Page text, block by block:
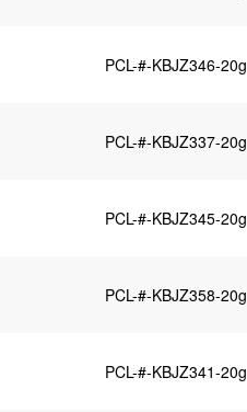
PCL-#-KBJZ346-20g
PCL-#-KBJZ337-20g
PCL-#-KBJZ345-20g
PCL-#-KBJZ358-20g
PCL-#-KBJZ341-20g